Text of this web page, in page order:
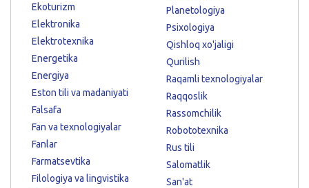
Ekoturizm
Elektronika
Elektrotexnika
Energetika
Energiya
Eston tili va madaniyati
Falsafa
Fan va texnologiyalar
Fanlar
Farmatsevtika
Filologiya va lingvistika
Planetologiya
Psixologiya
Qishloq xo'jaligi
Qurilish
Raqamli texnologiyalar
Raqqoslik
Rassomchilik
Robototexnika
Rus tili
Salomatlik
San'at